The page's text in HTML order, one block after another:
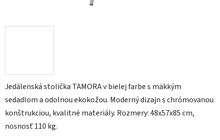
Jedálenská stolička TAMORA v bielej farbe s mäkkým
sedadlom a odolnou ekokožou. Moderný dizajn s chrómovanou
konštrukciou, kvalitné materiály. Rozmery: 48x57x85 cm,
nosnosť 110 kg.